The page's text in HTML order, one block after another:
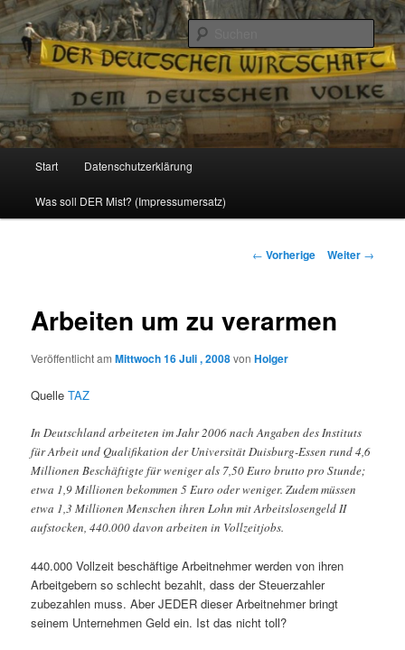
Reizzentrum
Politik, Wirtschaft, Soziales und Gesellschaft
Zum
Inhalt
Start Datenschutzerklärung
Was soll DER Mist? (Impressumersatz)
Beitrags-
← Vorherige Weiter →
Arbeiten um zu verarmen
Veröffentlicht amMittwoch 16 Juli , 2008vonHolger
QuelleTAZ
In Deutschland arbeiteten im Jahr 2006 nach Angaben des Instituts
für Arbeit und Qualifikation der Universität Duisburg-Essen rund 4,6
Millionen Beschäftigte für weniger als 7,50 Euro brutto pro Stunde;
etwa 1,9 Millionen bekommen 5 Euro oder weniger. Zudem müssen
etwa 1,3 Millionen Menschen ihren Lohn mit Arbeitslosengeld II
aufstocken, 440.000 davon arbeiten in Vollzeitjobs.
440.000 Vollzeit beschäftige Arbeitnehmer werden von ihren
Arbeitgebern so schlecht bezahlt, dass der Steuerzahler
zubezahlen muss. Aber JEDER dieser Arbeitnehmer bringt
seinem Unternehmen Geld ein. Ist das nicht toll?